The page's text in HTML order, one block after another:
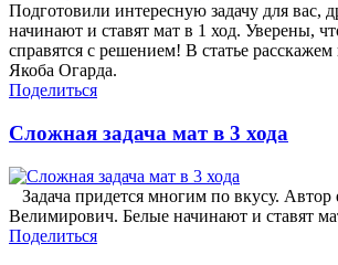
Подготовили интересную задачу для вас,
начинают и ставят мат в 1 ход. Уверены,
справятся с решением! В статье
Якоба Огарда.
Поделиться
Сложная задача мат в 3 хода
Задача придется многим по вкусу. Автор
Велимирович. Белые начинают и ставят
Поделиться